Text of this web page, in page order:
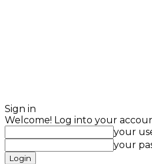
Sign in
Welcome! Log into your
your
your